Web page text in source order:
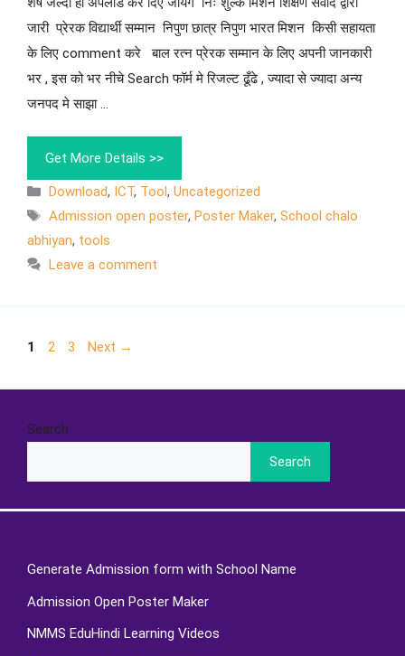
जारी प्रेरक विद्यार्थी सम्मान निपुण छात्र निपुण भारत मिशन किसी सहायता
के लिए comment करे बाल रत्न प्रेरक सम्मान के लिए अपनी जानकारी
भर , इस को भर नीचे Search फॉर्म मे रिजल्ट ढूँढे , ज्यादा से ज्यादा अन्य
जनपद मे साझा …
Get More Details >>
Download, ICT, Tool, Uncategorized
Admission open poster, Poster Maker, School chalo
abhiyan, tools
Leave a comment
1 2 3 Next →
Search
Search
Generate Admission form with School Name
Admission Open Poster Maker
NMMS EduHindi Learning Videos